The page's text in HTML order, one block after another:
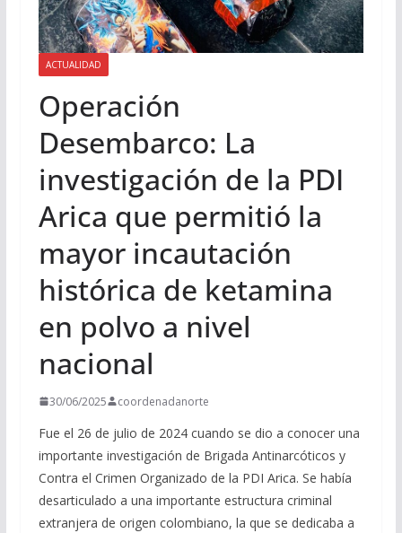
ACTUALIDAD
Operación
Desembarco: La
investigación de la PDI
Arica que permitió la
mayor incautación
histórica de ketamina
en polvo a nivel
nacional
30/06/2025 coordenadanorte
Fue el 26 de julio de 2024 cuando se dio a conocer una
importante investigación de Brigada Antinarcóticos y
Contra el Crimen Organizado de la PDI Arica. Se había
desarticulado a una importante estructura criminal
extranjera de origen colombiano, la que se dedicaba a